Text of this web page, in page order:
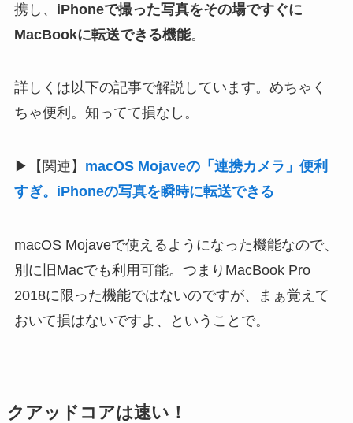
携し、 iPhoneで撮った写真をその場ですぐに
MacBookに転送できる機能。
詳しくは以下の記事で解説しています。めちゃく
ちゃ便利。知ってて損なし。
▶【関連】 macOS Mojaveの「連携カメラ」便利
すぎ。iPhoneの写真を瞬時に転送できる
macOS Mojaveで使えるようになった機能なので、
別に旧Macでも利用可能。つまりMacBook Pro
2018に限った機能ではないのですが、まぁ覚えて
おいて損はないですよ、ということで。
クアッドコアは速い！